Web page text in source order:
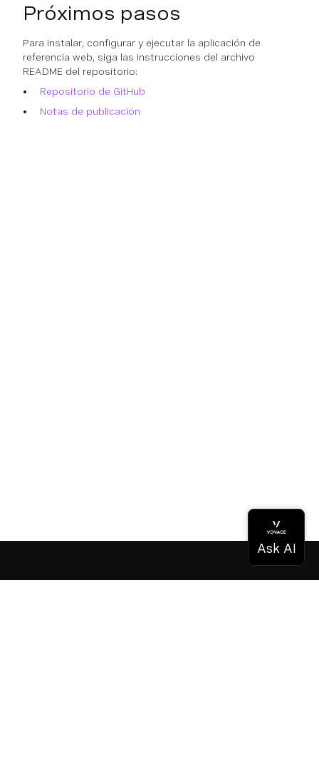
Próximos pasos
Para instalar, configurar y ejecutar la aplicación de
referencia web, siga las instrucciones del archivo
README del repositorio:
Repositorio de GitHub
Notas de publicación